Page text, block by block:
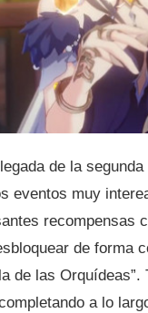
de la
eventos muy
recompensas
de forma
de las
a lo